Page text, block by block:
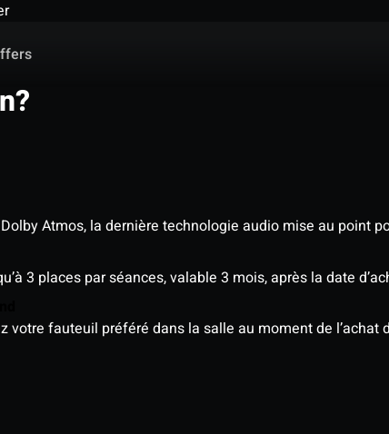
Atmos, la dernière technologie audio mise au point
3 places par séances, valable 3 mois, après la date
votre fauteuil préféré dans la salle au moment de l’achat